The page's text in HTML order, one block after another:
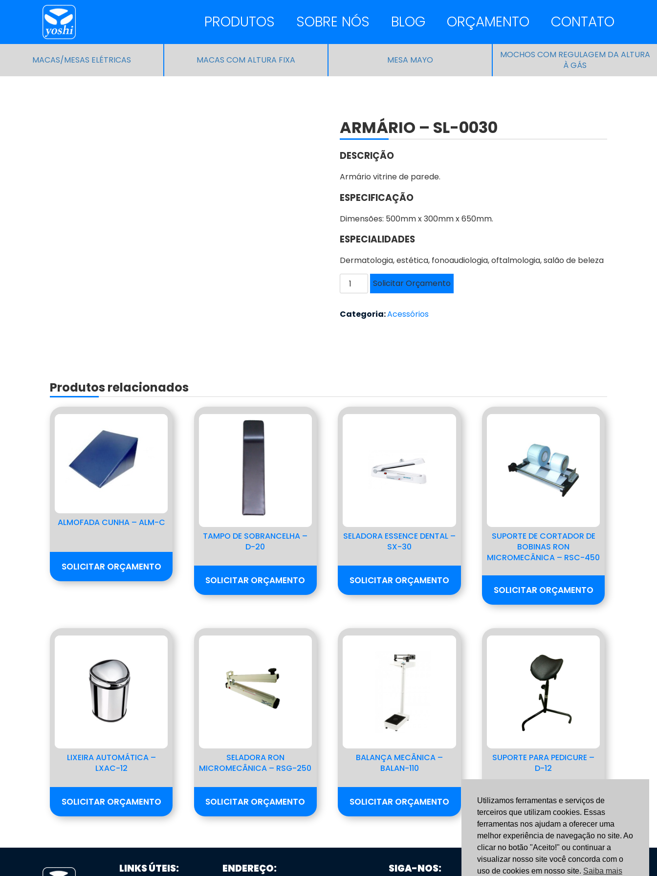
PRODUTOS SOBRE NÓS BLOG ORÇAMENTO CONTATO
MACAS/MESAS ELÉTRICAS MACAS COM ALTURA FIXA MESA MAYO
MOCHOS COM REGULAGEM DA ALTURA
À GÁS
ARMÁRIO – SL-0030
DESCRIÇÃO
Armário vitrine de parede.
ESPECIFICAÇÃO
Dimensões: 500mm x 300mm x 650mm.
ESPECIALIDADES
Dermatologia, estética, fonoaudiologia, oftalmologia, salão de beleza
ARMÁRIO
0030
quantidade
Solicitar Orçamento
Categoria:Acessórios
Produtos relacionados
ALMOFADA CUNHA – ALM-C
SOLICITAR ORÇAMENTO
TAMPO DE SOBRANCELHA –
D-20
SOLICITAR ORÇAMENTO
SELADORA ESSENCE DENTAL –
SX-30
SOLICITAR ORÇAMENTO
SUPORTE DE CORTADOR DE
BOBINAS RON
MICROMECÂNICA – RSC-450
SOLICITAR ORÇAMENTO
LIXEIRA AUTOMÁTICA –
LXAC-12
SOLICITAR ORÇAMENTO
SELADORA RON
MICROMECÂNICA – RSG-250
SOLICITAR ORÇAMENTO
BALANÇA MECÂNICA –
BALAN-110
SOLICITAR ORÇAMENTO
SUPORTE PARA PEDICURE –
D-12
SOLICITAR ORÇAMENTO
LINKS ÚTEIS: ENDEREÇO: SIGA-NOS: CONTATO:
Utilizamos ferramentas e serviços de
terceiros que utilizam cookies. Essas
ferramentas nos ajudam a oferecer uma
melhor experiência de navegação no site. Ao
clicar no botão "Aceito!" ou continuar a
visualizar nosso site você concorda com o
uso de cookies em nosso site. Saiba mais